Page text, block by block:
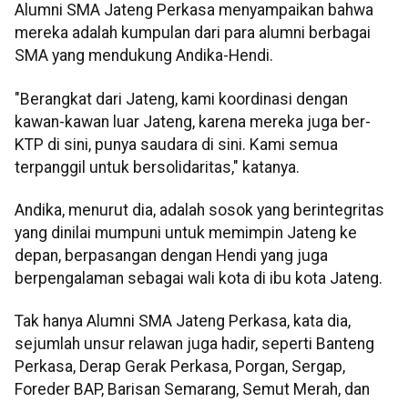
Alumni SMA Jateng Perkasa menyampaikan bahwa
mereka adalah kumpulan dari para alumni berbagai
SMA yang mendukung Andika-Hendi.
"Berangkat dari Jateng, kami koordinasi dengan
kawan-kawan luar Jateng, karena mereka juga ber-
KTP di sini, punya saudara di sini. Kami semua
terpanggil untuk bersolidaritas," katanya.
Andika, menurut dia, adalah sosok yang berintegritas
yang dinilai mumpuni untuk memimpin Jateng ke
depan, berpasangan dengan Hendi yang juga
berpengalaman sebagai wali kota di ibu kota Jateng.
Tak hanya Alumni SMA Jateng Perkasa, kata dia,
sejumlah unsur relawan juga hadir, seperti Banteng
Perkasa, Derap Gerak Perkasa, Porgan, Sergap,
Foreder BAP, Barisan Semarang, Semut Merah, dan